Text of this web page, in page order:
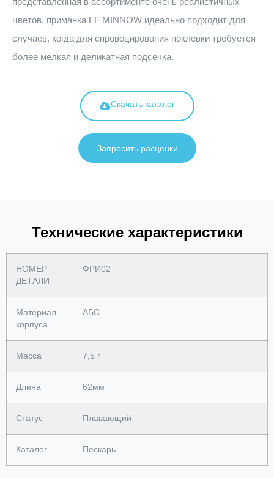
цветов, приманка FF MINNOW идеально подходит для
случаев, когда для спровоцирования поклевки требуется
более мелкая и деликатная подсечка.
Скачать каталог
Запросить расценки
Технические характеристики
НОМЕР
ДЕТАЛИ
ФРИ02
Материал
корпуса
АБС
Масса 7,5 г
Длина 62мм
Статус Плавающий
Каталог Пескарь